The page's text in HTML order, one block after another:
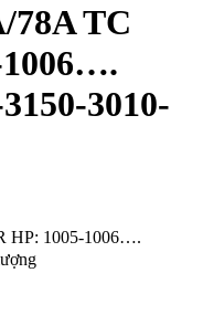
78A TC
3010-
HP: 1005-1006….